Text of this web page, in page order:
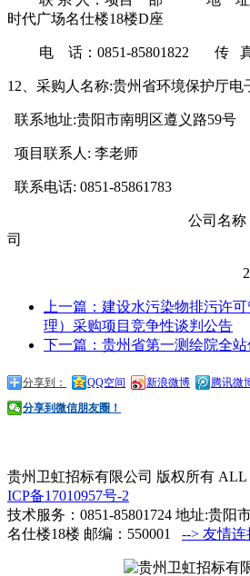
时代广场名仕楼18楼D座
电 话： 0851-85801822 传 真
12、 采购人名称:贵州省环境保护厅电
联系地址:贵阳市南明区遵义路59号
项目联系人: 李老师
联系电话: 0851-85861783
公司名称
司
2018年11
上一篇：建设水污染物排污许
理）采购项目竞争性谈判公告
下一篇：贵州省第一测绘院全
分享到： QQ空间 新浪微博 腾讯微
分享到微信朋友圈！
贵州卫虹招标有限公司 版权所有 ALL
ICP备17010957号-2
技术服务：0851-85801724 地址:贵阳
名仕楼18楼 邮编：550001 --> 友情连